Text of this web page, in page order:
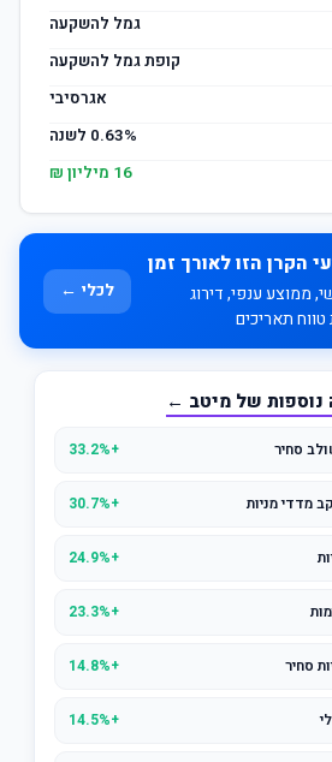
גמל להשקעה
קופת גמל להשקעה
אגרסיבי
0.63% לשנה
16 מיליון ₪
הקרן הזו לאורך זמן
ממוצע ענפי, דירוג
טווח תאריכים
לכלי ←
של מיטב ←
סחיר +33.2%
מדדי מניות +30.7%
+24.9%
+23.3%
סחיר +14.8%
+14.5%